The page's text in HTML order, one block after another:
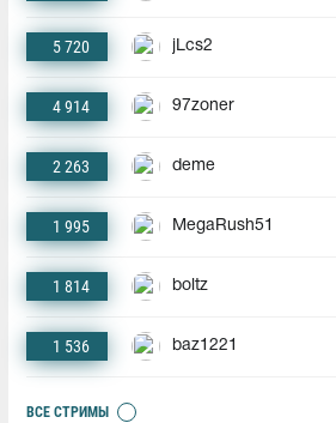
5 720 jLcs2
4 914 97zoner
2 263 deme
1 995 MegaRush51
1 814 boltz
1 536 baz1221
ВСЕ СТРИМЫ